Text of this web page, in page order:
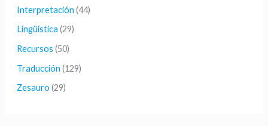
:Interpretación (44)
Lingüística (29)
Recursos (50)
Traducción (129)
Zesauro (29)